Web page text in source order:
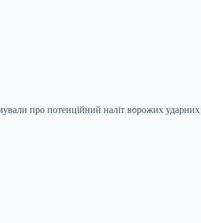
про потенційний наліт ворожих ударних